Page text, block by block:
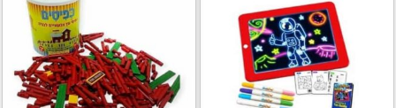
האפשרויות